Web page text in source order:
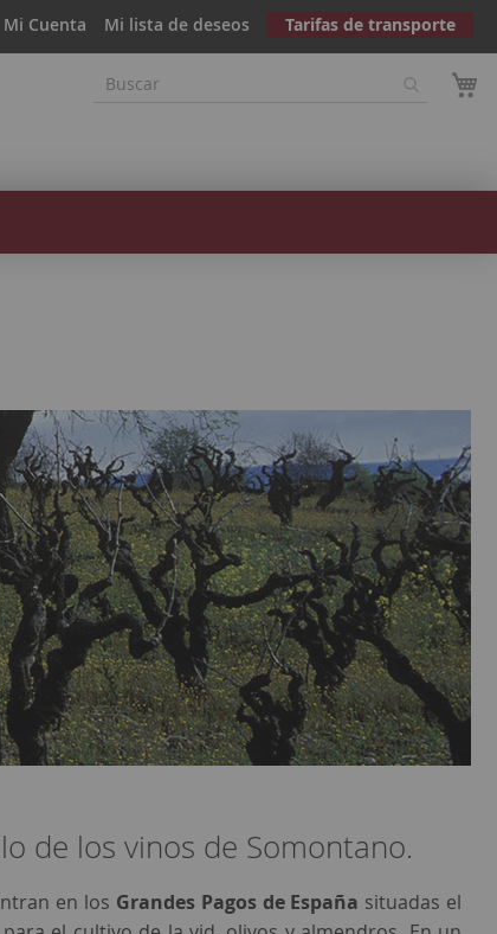
Mi Cuenta Mi lista de deseos Tarifas de transporte
de los vinos de Somontano.
en los Grandes Pagos de España situadas el